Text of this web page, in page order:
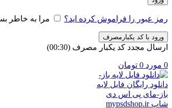
رمز عبور را فراموش کرده اید؟ مرا به خاطر
ورود با کد یکبارمصرف
ارسال مجدد کد یکبار مصرف (00:
30
)
0 مورد 0 تومان